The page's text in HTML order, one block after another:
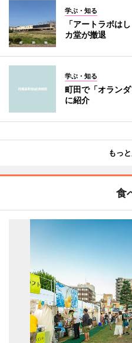
学ぶ・知る
「アートラボは
カ堂が撤退
学ぶ・知る
町田で「オラン
に紹介
もっ
食